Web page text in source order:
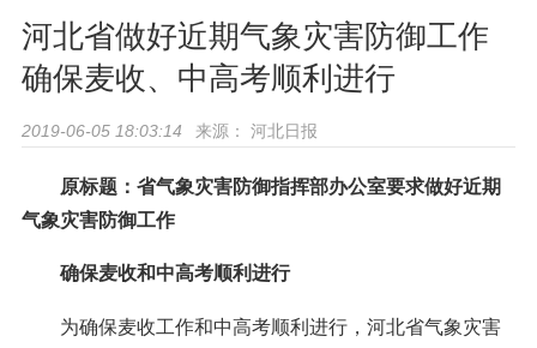
河北省做好近期气象灾害防御工作
确保麦收、中高考顺利进行
2019-06-05 18:03:14 来源： 河北日报
原标题：省气象灾害防御指挥部办公室要求做好近期
气象灾害防御工作
确保麦收和中高考顺利进行
为确保麦收工作和中高考顺利进行，河北省气象灾害